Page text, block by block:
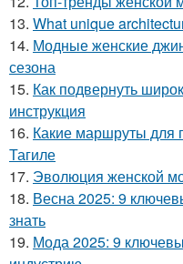
13. What unique
14. Модные женские
сезона
15. Как подвернуть
инструкция
16. Какие маршруты для
Тагиле
17. Эволюция женской
18. Весна 2025: 9
знать
19. Мода 2025: 9